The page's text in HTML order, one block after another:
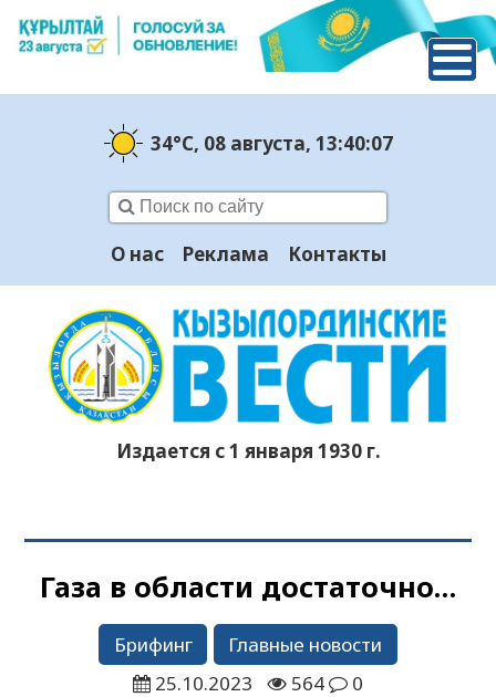
34°C, 08 августа, 13:40:08
О нас Реклама Контакты
Издается с 1 января 1930 г.
Газа в области достаточно…
Брифинг
Главные новости
25.10.2023
564 0